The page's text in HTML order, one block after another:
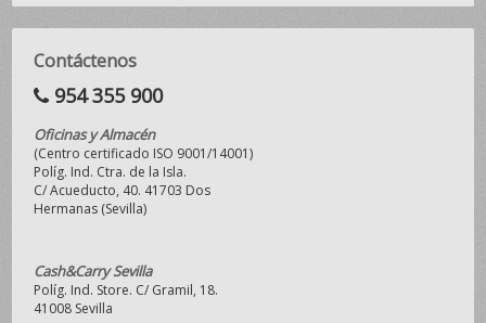
Contáctenos
954 355 900
Oficinas y Almacén
(Centro certificado ISO 9001/14001)
Políg. Ind. Ctra. de la Isla.
C/ Acueducto, 40. 41703 Dos
Hermanas (Sevilla)
Cash&Carry Sevilla
Políg. Ind. Store. C/ Gramil, 18.
41008 Sevilla